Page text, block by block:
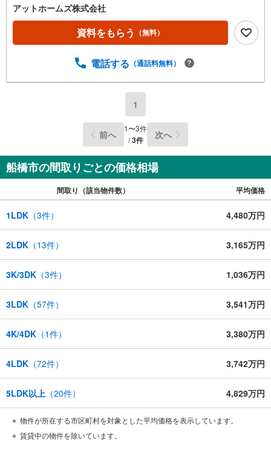
アットホームズ株式会社
資料をもらう （無料）
電話する （通話料無料）
1
前へ 1〜3件
/3件 次へ
船橋市の間取りごとの価格相場
間取り（該当物件数） 平均価格
1LDK （3件） 4,480万円
2LDK （13件） 3,165万円
3K/3DK （3件） 1,036万円
3LDK （57件） 3,541万円
4K/4DK （1件） 3,380万円
4LDK （72件） 3,742万円
5LDK以上 （20件） 4,829万円
物件が所在する市区町村を対象とした平均価格を表示しています。
賃貸中の物件を除いています。